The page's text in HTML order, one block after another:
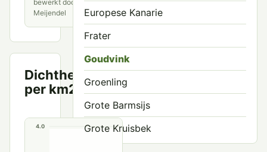
bewerkt door VWG
Meijendel
Dichtheid
per km2
Territoria
per km²
4.0
Europese Kanarie
Frater
Goudvink
Groenling
Grote Barmsijs
Grote Kruisbek